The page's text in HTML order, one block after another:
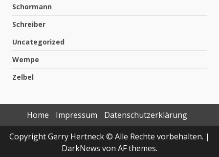
Schormann
Schreiber
Uncategorized
Wempe
Zelbel
Home Impressum
Datenschutzerklärung
Copyright Gerry Hertneck © Alle Rechte vorbehalten. |
DarkNews von AF themes.